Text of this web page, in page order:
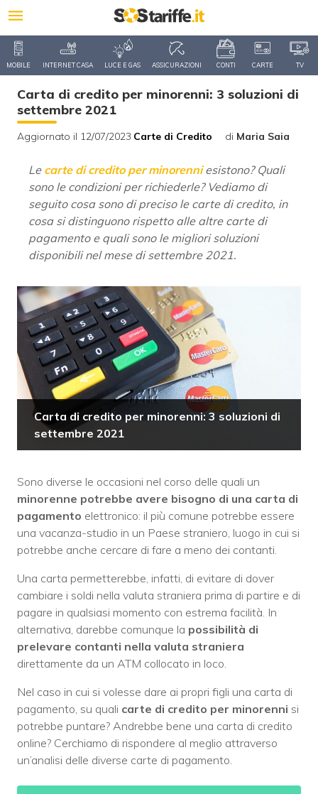
MOBILE INTERNET CASA LUCE E GAS ASSICURAZIONI CONTI CARTE TV
Carta di credito per minorenni: 3 soluzioni di
settembre 2021
Aggiornato il 12/07/2023 Carte di Credito di Maria Saia
Lecarte di credito per minorenniesistono? Quali
sono le condizioni per richiederle? Vediamo di
seguito cosa sono di preciso le carte di credito, in
cosa si distinguono rispetto alle altre carte di
pagamento e quali sono le migliori soluzioni
disponibili nel mese di settembre 2021.
Carta di credito per minorenni: 3 soluzioni di
settembre 2021
Sono diverse le occasioni nel corso delle quali un
minorenne potrebbe avere bisogno di una carta di
pagamento elettronico: il più comune potrebbe essere
una vacanza-studio in un Paese straniero, luogo in cui si
potrebbe anche cercare di fare a meno dei contanti.
Una carta permetterebbe, infatti, di evitare di dover
cambiare i soldi nella valuta straniera prima di partire e di
pagare in qualsiasi momento con estrema facilità. In
alternativa, darebbe comunque la possibilità di
prelevare contanti nella valuta straniera
direttamente da un ATM collocato in loco.
Nel caso in cui si volesse dare ai propri figli una carta di
pagamento, su quali carte di credito per minorenni si
potrebbe puntare? Andrebbe bene una carta di credito
online? Cerchiamo di rispondere al meglio attraverso
un’analisi delle diverse carte di pagamento.